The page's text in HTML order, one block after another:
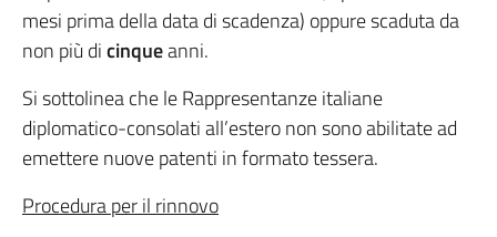
mesi prima della data di scadenza) oppure scaduta da
non più dicinqueanni.
Si sottolinea che le Rappresentanze italiane
diplomatico-consolati all’estero non sono abilitate ad
emettere nuove patenti in formato tessera.
Procedura per il rinnovo